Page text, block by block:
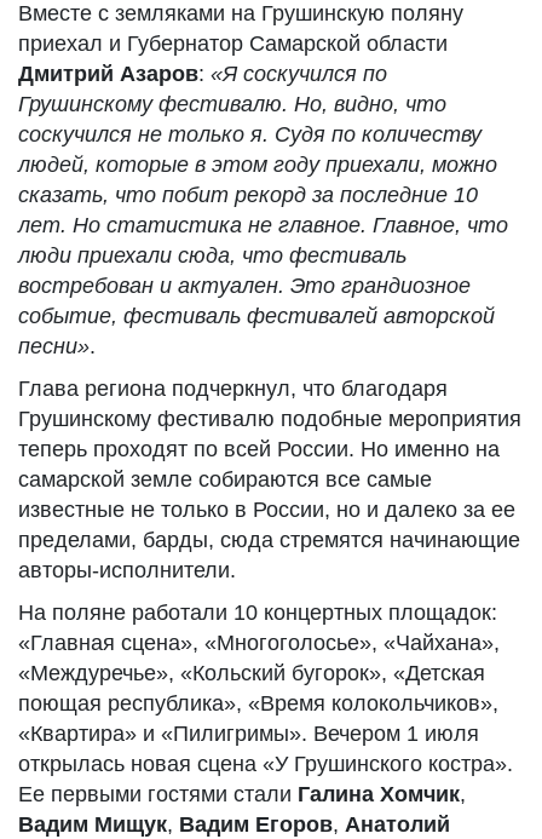
Вместе с земляками на Грушинскую поляну
приехал и Губернатор Самарской области
Дмитрий Азаров: «Я соскучился по
Грушинскому фестивалю. Но, видно, что
соскучился не только я. Судя по количеству
людей, которые в этом году приехали, можно
сказать, что побит рекорд за последние 10
лет. Но статистика не главное. Главное, что
люди приехали сюда, что фестиваль
востребован и актуален. Это грандиозное
событие, фестиваль фестивалей авторской
песни».
Глава региона подчеркнул, что благодаря
Грушинскому фестивалю подобные мероприятия
теперь проходят по всей России. Но именно на
самарской земле собираются все самые
известные не только в России, но и далеко за ее
пределами, барды, сюда стремятся начинающие
авторы-исполнители.
На поляне работали 10 концертных площадок:
«Главная сцена», «Многоголосье», «Чайхана»,
«Междуречье», «Кольский бугорок», «Детская
поющая республика», «Время колокольчиков»,
«Квартира» и «Пилигримы». Вечером 1 июля
открылась новая сцена «У Грушинского костра».
Ее первыми гостями стали Галина Хомчик,
Вадим Мищук, Вадим Егоров, Анатолий